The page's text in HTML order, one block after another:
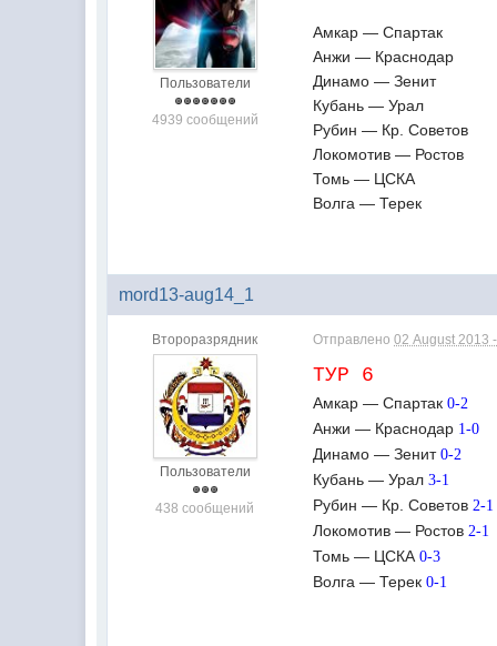
Пользователи
4939 сообщений
Амкар — Спартак
Анжи — Краснодар
Динамо — Зенит
Кубань — Урал
Рубин — Кр. Советов
Локомотив — Ростов
Томь — ЦСКА
Волга — Терек
mord13-aug14_1
Второразрядник
Пользователи
438 сообщений
Отправлено02 August 2013
ТУР 6
Амкар — Спартак0-2
Анжи — Краснодар 1-0
Динамо — Зенит0-2
Кубань — Урал3-1
Рубин — Кр. Советов 2-1
Локомотив — Ростов 2-1
Томь — ЦСКА0-3
Волга — Терек0-1